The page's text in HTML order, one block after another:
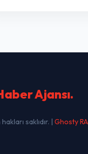
Ajansı.
saklıdır. | Ghosty